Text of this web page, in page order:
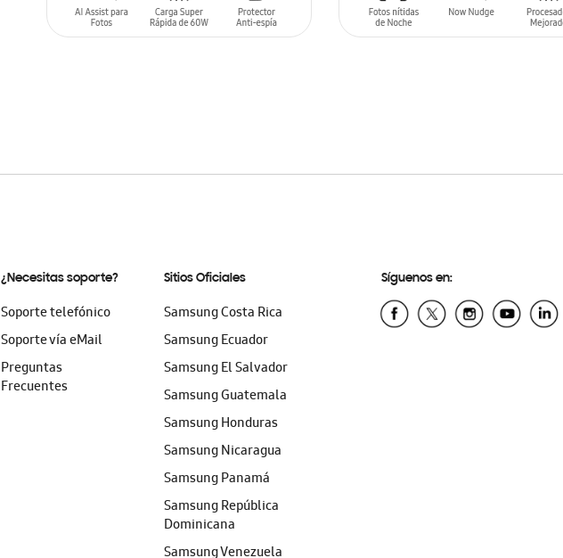
SIN
¿Necesitas soporte?
Soporte telefónico
Soporte vía eMail
Preguntas
Frecuentes
Sitios Oficiales
Samsung Costa Rica
Samsung Ecuador
Samsung El Salvador
Samsung Guatemala
Samsung Honduras
Samsung Nicaragua
Samsung Panamá
Samsung República
Dominicana
Samsung Venezuela
Síguenos en: